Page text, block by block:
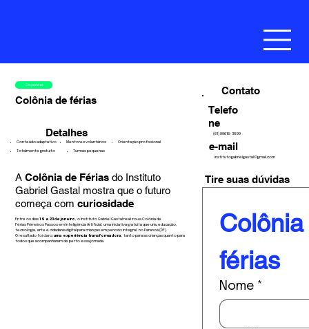
Disponível
Colônia de férias
Conteúdo adaptativo Mentores voluntários Orientação profissional
Totalmente gratuito Turmas pequenas
Detalhes
A Colônia de Fériasdo Instituto
Gabriel Gastal mostra que o futuro
começa com curiosidade
Entre os dias 19 e 23 de janeiro
, o Instituto Gabriel Gastal realizou a Colônia de
Férias Primeiros Passos em Inteligência Artificial, uma iniciativa gratuita que uniu educação,
tecnologia, arte e cidadania digital para crianças em período integral, no Paranoá (DF).
O resultado foi claro: uma experiência transformadora
, tanto para as crianças quanto para
todos que acompanharam de perto essa jornada.
Contato
Telefo
ne
(61) 99616-3899
e-mail
institutogabrielgastal@gmail.com
Tire suas dúvidas
férias
Nome *